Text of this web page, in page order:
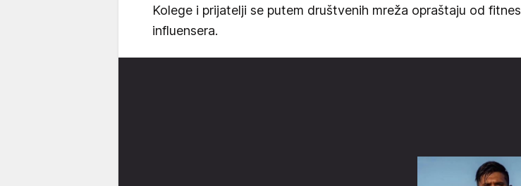
Kolege i prijatelji se putem društvenih mreža opraštaju od fitnes
influensera.